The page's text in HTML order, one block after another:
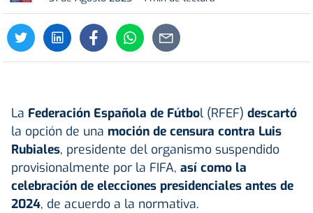
La Federación Española de Fútbol (RFEF) descartó
la opción de una moción de censura contra Luis
Rubiales, presidente del organismo suspendido
provisionalmente por la FIFA, así como la
celebración de elecciones presidenciales antes de
2024, de acuerdo a la normativa.